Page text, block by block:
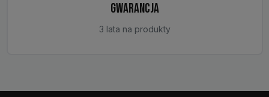
GWARANCJA
3 lata na produkty